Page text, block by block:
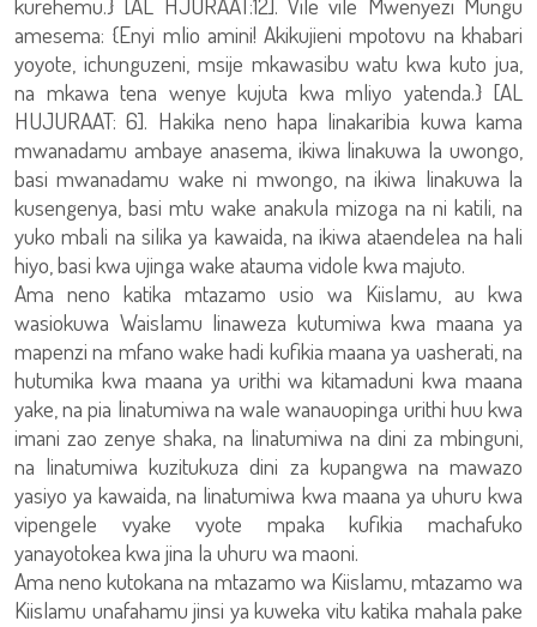
amesema: {Enyi mlio amini! Akikujieni mpotovu na khabari
yoyote, ichunguzeni, msije mkawasibu watu kwa kuto jua,
na mkawa tena wenye kujuta kwa mliyo yatenda.} [AL
HUJURAAT: 6]. Hakika neno hapa linakaribia kuwa kama
mwanadamu ambaye anasema, ikiwa linakuwa la uwongo,
basi mwanadamu wake ni mwongo, na ikiwa linakuwa la
kusengenya, basi mtu wake anakula mizoga na ni katili, na
yuko mbali na silika ya kawaida, na ikiwa ataendelea na hali
hiyo, basi kwa ujinga wake atauma vidole kwa majuto.
Ama neno katika mtazamo usio wa Kiislamu, au kwa
wasiokuwa Waislamu linaweza kutumiwa kwa maana ya
mapenzi na mfano wake hadi kufikia maana ya uasherati, na
hutumika kwa maana ya urithi wa kitamaduni kwa maana
yake, na pia linatumiwa na wale wanauopinga urithi huu kwa
imani zao zenye shaka, na linatumiwa na dini za mbinguni,
na linatumiwa kuzitukuza dini za kupangwa na mawazo
yasiyo ya kawaida, na linatumiwa kwa maana ya uhuru kwa
vipengele vyake vyote mpaka kufikia machafuko
yanayotokea kwa jina la uhuru wa maoni.
Ama neno kutokana na mtazamo wa Kiislamu, mtazamo wa
Kiislamu unafahamu jinsi ya kuweka vitu katika mahala pake